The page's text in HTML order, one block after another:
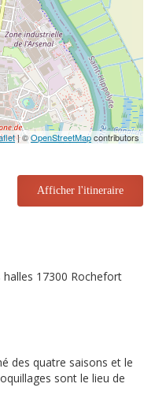
| ©OpenStreetMapcontributors
Afficher l'itineraire
halles 17300 Rochefort
des quatre saisons et le
sont le lieu de